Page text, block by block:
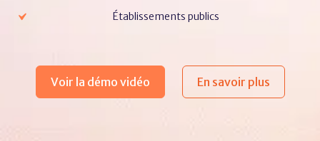
Établissements publics
Voir la démo vidéo En savoir plus